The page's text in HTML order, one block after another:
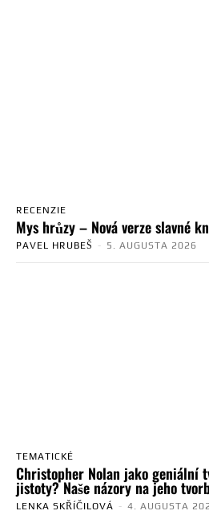
RECENZIE
Mys hrůzy – Nová verze slavné
PAVEL HRUBEŠ - 5. AUGUSTA 2026
TEMATICKÉ
Christopher Nolan jako geniální
jistoty? Naše názory na jeho
LENKA SKŘÍČILOVÁ - 4. AUGUSTA